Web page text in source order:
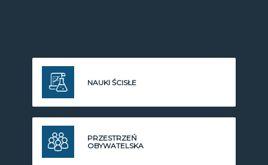
NAUKI ŚCISŁE
PRZESTRZEŃ
OBYWATELSKA